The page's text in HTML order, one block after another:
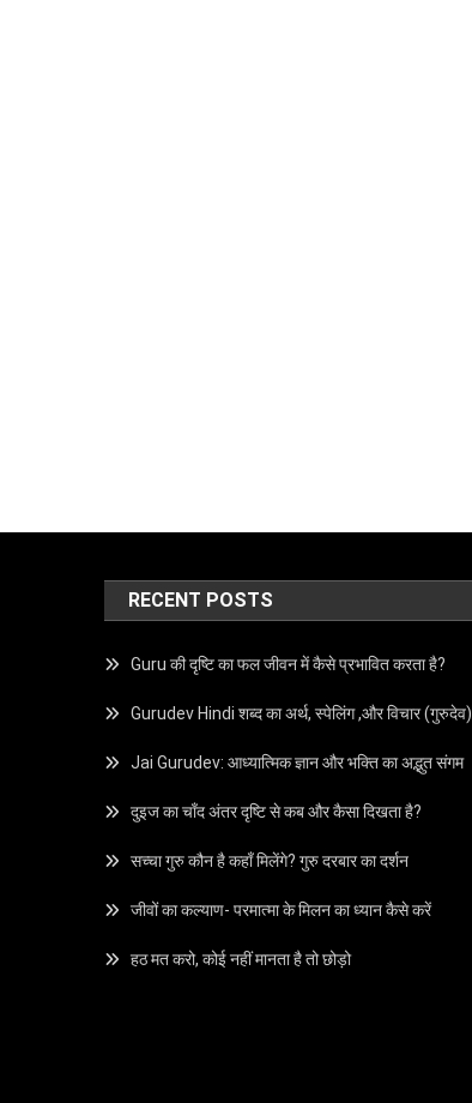
RECENT POSTS
Guru की दृष्टि का फल जीवन में कैसे प्रभावित करता है?
Gurudev Hindi शब्द का अर्थ, स्पेलिंग ,और विचार (गुरुदेव)
Jai Gurudev: आध्यात्मिक ज्ञान और भक्ति का अद्भुत संगम
दुइज का चाँद अंतर दृष्टि से कब और कैसा दिखता है?
सच्चा गुरु कौन है कहाँ मिलेंगे? गुरु दरबार का दर्शन
जीवों का कल्याण- परमात्मा के मिलन का ध्यान कैसे करें
हठ मत करो, कोई नहीं मानता है तो छोड़ो